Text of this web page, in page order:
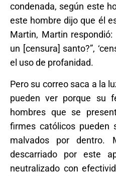
condenada, según este
este hombre dijo que él
Martin, Martin respondió:
un [censura] santo?”,
el uso de profanidad.
Pero su correo saca a la
pueden ver porque su
hombres que se
firmes católicos pueden
malvados por dentro.
descarriado por este
neutralizado con